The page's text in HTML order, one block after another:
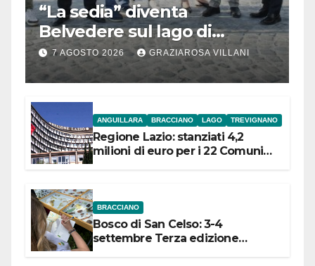
“La sedia” diventa
Belvedere sul lago di
Bracciano: ieri
l’inaugurazione
7 AGOSTO 2026 GRAZIAROSA VILLANI
ANGUILLARA BRACCIANO LAGO TREVIGNANO
Regione Lazio: stanziati 4,2
milioni di euro per i 22 Comuni
BRACCIANO
Bosco di San Celso: 3-4
settembre Terza edizione